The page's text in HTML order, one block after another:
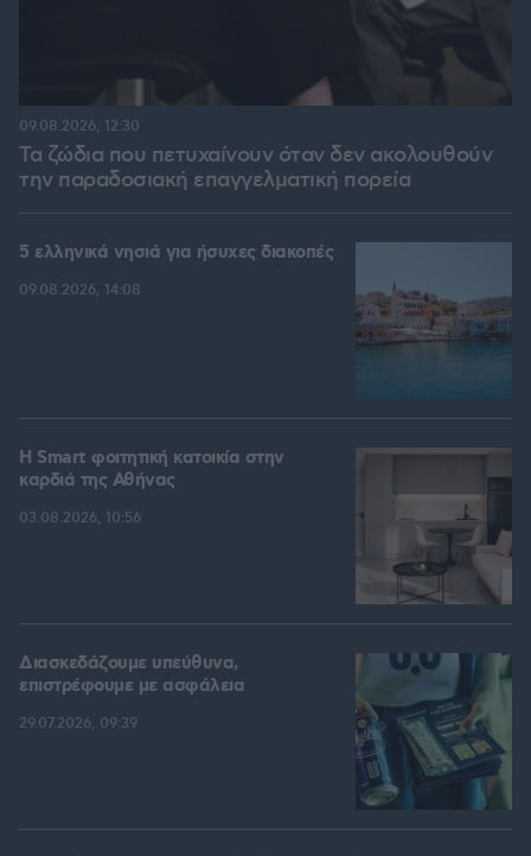
Τα ζώδια που πετυχαίνουν όταν δεν ακολουθούν
την παραδοσιακή επαγγελματική πορεία
09.08.2026, 12:30
5 ελληνικά νησιά για ήσυχες διακοπές
09.08.2026, 14:08
Η Smart φοιτητική κατοικία στην
καρδιά της Αθήνας
03.08.2026, 10:56
Διασκεδάζουμε υπεύθυνα,
επιστρέφουμε με ασφάλεια
29.07.2026, 09:39